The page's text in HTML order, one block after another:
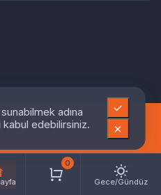
0
Gece/Gündüz
adına
kabul edebilirsiniz.